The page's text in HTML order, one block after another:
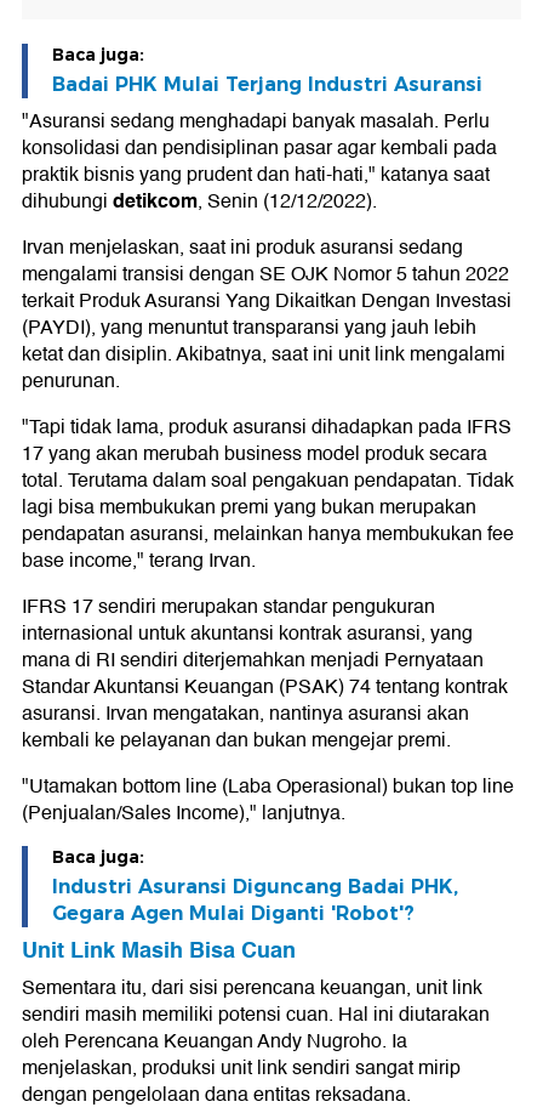
Baca juga:
Badai PHK Mulai Terjang Industri Asuransi
"Asuransi sedang menghadapi banyak masalah. Perlu
konsolidasi dan pendisiplinan pasar agar kembali pada
praktik bisnis yang prudent dan hati-hati," katanya saat
dihubungidetikcom, Senin (12/12/2022).
Irvan menjelaskan, saat ini produk asuransi sedang
mengalami transisi dengan SE OJK Nomor 5 tahun 2022
terkait Produk Asuransi Yang Dikaitkan Dengan Investasi
(PAYDI), yang menuntut transparansi yang jauh lebih
ketat dan disiplin. Akibatnya, saat ini unit link mengalami
penurunan.
"Tapi tidak lama, produk asuransi dihadapkan pada IFRS
17 yang akan merubah business model produk secara
total. Terutama dalam soal pengakuan pendapatan. Tidak
lagi bisa membukukan premi yang bukan merupakan
pendapatan asuransi, melainkan hanya membukukan fee
base income," terang Irvan.
IFRS 17 sendiri merupakan standar pengukuran
internasional untuk akuntansi kontrak asuransi, yang
mana di RI sendiri diterjemahkan menjadi Pernyataan
Standar Akuntansi Keuangan (PSAK) 74 tentang kontrak
asuransi. Irvan mengatakan, nantinya asuransi akan
kembali ke pelayanan dan bukan mengejar premi.
"Utamakan bottom line (Laba Operasional) bukan top line
(Penjualan/Sales Income)," lanjutnya.
Baca juga:
Industri Asuransi Diguncang Badai PHK,
Gegara Agen Mulai Diganti 'Robot'?
Unit Link Masih Bisa Cuan
Sementara itu, dari sisi perencana keuangan, unit link
sendiri masih memiliki potensi cuan. Hal ini diutarakan
oleh Perencana Keuangan Andy Nugroho. Ia
menjelaskan, produksi unit link sendiri sangat mirip
dengan pengelolaan dana entitas reksadana.